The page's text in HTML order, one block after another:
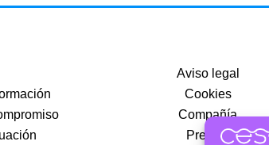
Aviso legal
Cookies
Compañía
Precios